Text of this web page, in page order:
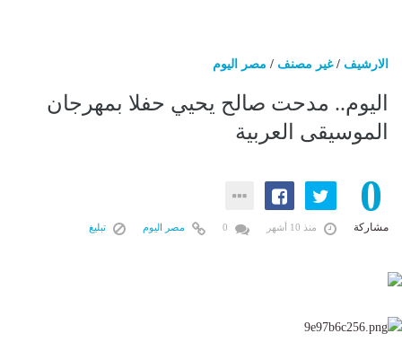
الارشيف /غير مصنف / مصر اليوم
اليوم.. مدحت صالح يحيي حفلا بمهرجان
الموسيقى العربية
0
مشاركة منذ 10 أشهر مصر اليوم تبليغ